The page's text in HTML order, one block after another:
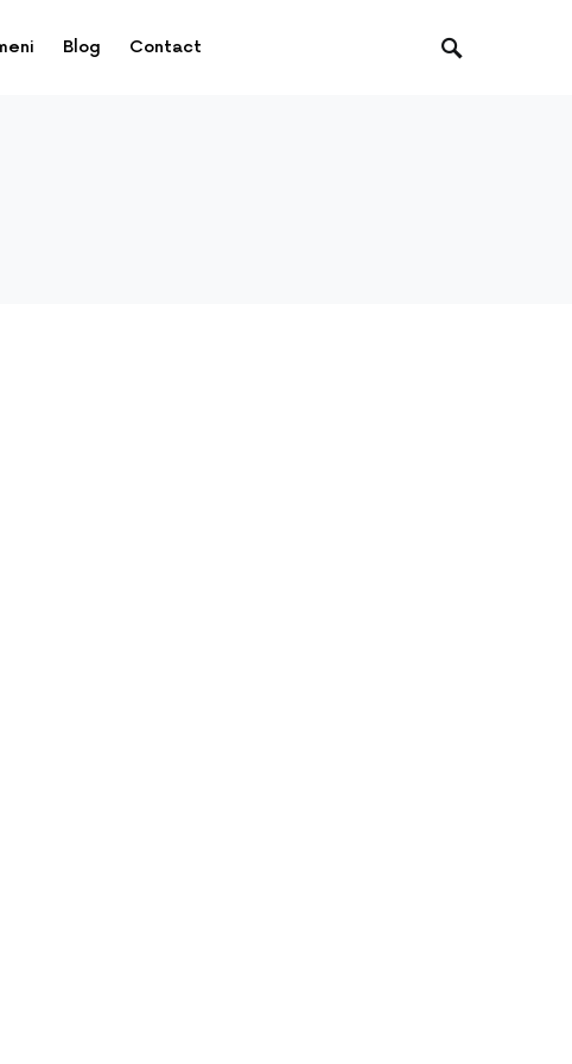
Blog Contact